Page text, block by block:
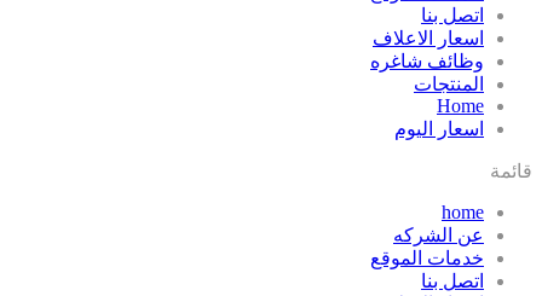
اتصل بنا
اسعار الاعلاف
وظائف شاغره
المنتجات
Home
اسعار اليوم
قائمة
home
عن الشركه
خدمات الموقع
اتصل بنا